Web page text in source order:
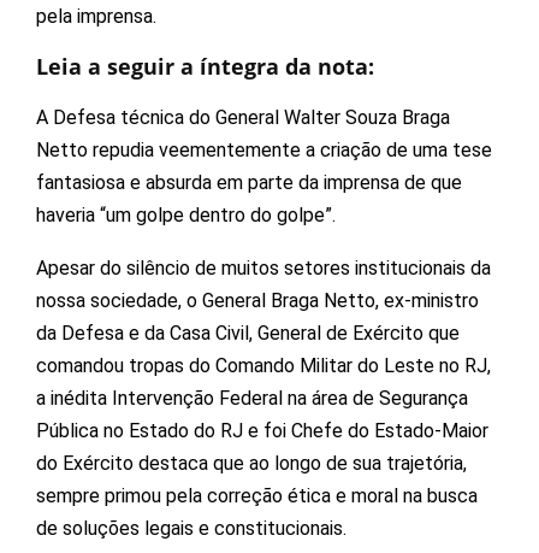
pela imprensa.
Leia a seguir a íntegra da nota:
A Defesa técnica do General Walter Souza Braga
Netto repudia veementemente a criação de uma tese
fantasiosa e absurda em parte da imprensa de que
haveria “um golpe dentro do golpe”.
Apesar do silêncio de muitos setores institucionais da
nossa sociedade, o General Braga Netto, ex-ministro
da Defesa e da Casa Civil, General de Exército que
comandou tropas do Comando Militar do Leste no RJ,
a inédita Intervenção Federal na área de Segurança
Pública no Estado do RJ e foi Chefe do Estado-Maior
do Exército destaca que ao longo de sua trajetória,
sempre primou pela correção ética e moral na busca
de soluções legais e constitucionais.